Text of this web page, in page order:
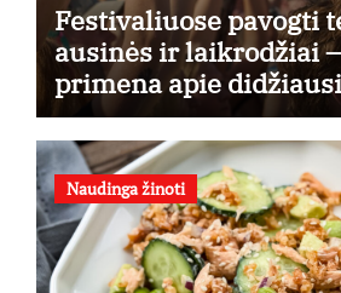
Festivaliuose pavogti
ausinės ir laikrodžiai
primena apie
finansines rizikas
Naudinga žinoti